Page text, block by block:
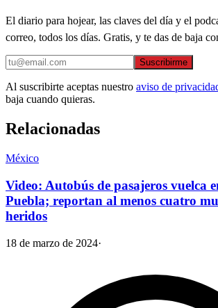
El diario para hojear, las claves del día y el
correo, todos los días. Gratis, y te das de baja
Suscribirme
Al suscribirte aceptas nuestro aviso de
baja cuando quieras.
Relacionadas
México
Video: Autobús de pasajeros vuelca
Puebla; reportan al menos cuatro
heridos
18 de marzo de 2024·